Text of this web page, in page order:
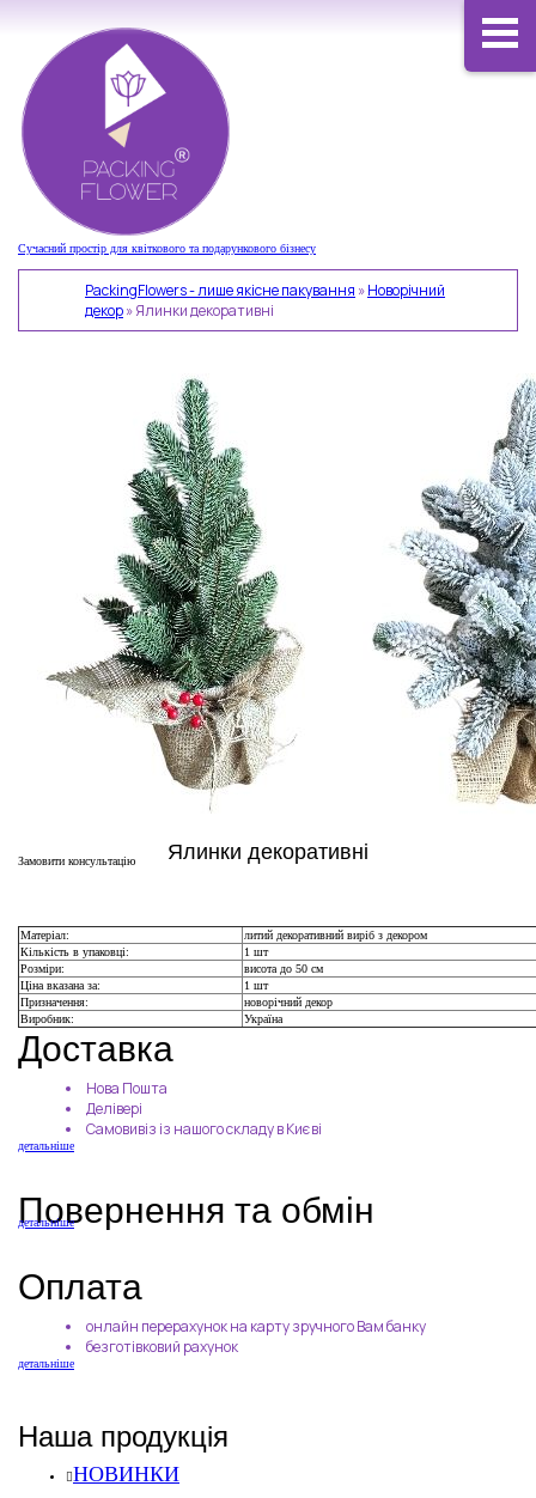
Сучасний простір для квіткового та подарункового бізнесу
PackingFlowers - лише якісне пакування »Новорічний
декор»Ялинки декоративні
Ялинки декоративні
Замовити консультацію
Матеріал:
литий декоративний виріб з декором
Кількість в упаковці:
1 шт
Розміри:
висота до 50 см
Ціна вказана за:
1 шт
Призначення:
новорічний декор
Виробник:
Україна
Доставка
Нова Пошта
Делівері
Самовивіз із нашого складу в Києві
детальніше
Повернення та обмін
детальніше
Оплата
онлайн перерахунок на карту зручного Вам банку
безготівковий рахунок
детальніше
Наша продукція
НОВИНКИ